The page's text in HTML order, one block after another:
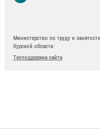
Министерство по труду и
Курской области
Техподдержка сайта